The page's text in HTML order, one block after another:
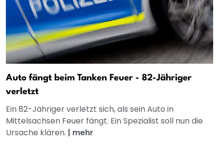
Auto fängt beim Tanken Feuer - 82-Jähriger
verletzt
Ein 82-Jähriger verletzt sich, als sein Auto in
Mittelsachsen Feuer fängt. Ein Spezialist soll nun die
Ursache klären. | mehr